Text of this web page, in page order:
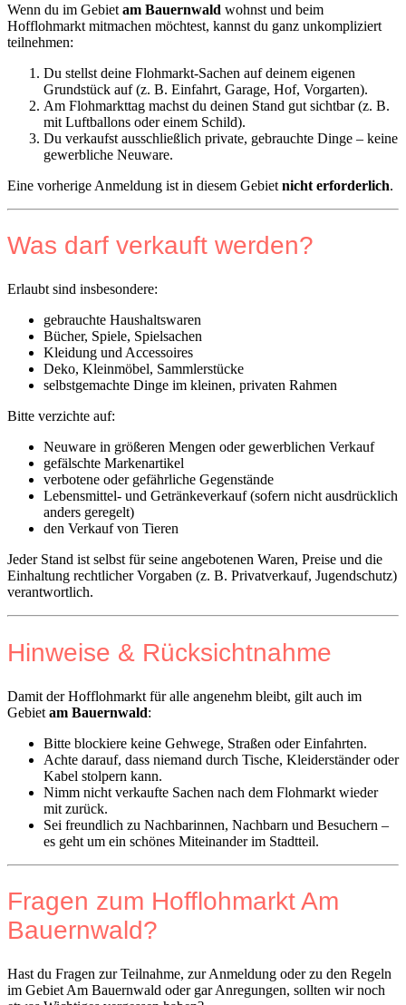
Wenn du im Gebiet am Bauernwald wohnst und beim
Hofflohmarkt mitmachen möchtest, kannst du ganz unkompliziert
teilnehmen:
Du stellst deine Flohmarkt-Sachen auf deinem eigenen
Grundstück auf (z. B. Einfahrt, Garage, Hof, Vorgarten).
Am Flohmarkttag machst du deinen Stand gut sichtbar (z. B.
mit Luftballons oder einem Schild).
Du verkaufst ausschließlich private, gebrauchte Dinge – keine
gewerbliche Neuware.
Eine vorherige Anmeldung ist in diesem Gebiet nicht erforderlich.
Was darf verkauft werden?
Erlaubt sind insbesondere:
gebrauchte Haushaltswaren
Bücher, Spiele, Spielsachen
Kleidung und Accessoires
Deko, Kleinmöbel, Sammlerstücke
selbstgemachte Dinge im kleinen, privaten Rahmen
Bitte verzichte auf:
Neuware in größeren Mengen oder gewerblichen Verkauf
gefälschte Markenartikel
verbotene oder gefährliche Gegenstände
Lebensmittel- und Getränkeverkauf (sofern nicht ausdrücklich
anders geregelt)
den Verkauf von Tieren
Jeder Stand ist selbst für seine angebotenen Waren, Preise und die
Einhaltung rechtlicher Vorgaben (z. B. Privatverkauf, Jugendschutz)
verantwortlich.
Hinweise & Rücksichtnahme
Damit der Hofflohmarkt für alle angenehm bleibt, gilt auch im
Gebiet am Bauernwald:
Bitte blockiere keine Gehwege, Straßen oder Einfahrten.
Achte darauf, dass niemand durch Tische, Kleiderständer oder
Kabel stolpern kann.
Nimm nicht verkaufte Sachen nach dem Flohmarkt wieder
mit zurück.
Sei freundlich zu Nachbarinnen, Nachbarn und Besuchern –
es geht um ein schönes Miteinander im Stadtteil.
Fragen zum Hofflohmarkt Am
Bauernwald?
Hast du Fragen zur Teilnahme, zur Anmeldung oder zu den Regeln
im Gebiet Am Bauernwald oder gar Anregungen, sollten wir noch